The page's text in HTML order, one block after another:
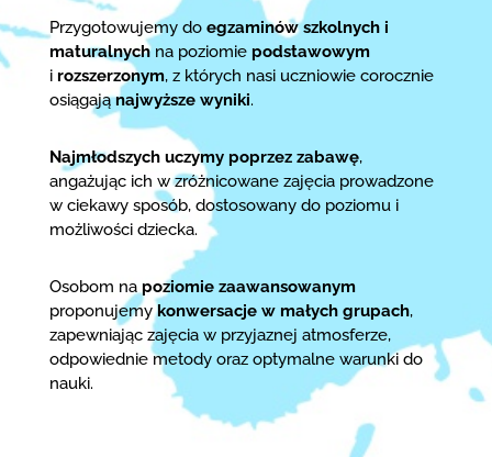
Przygotowujemy do egzaminów szkolnych i
maturalnychna poziomie podstawowym
i rozszerzonym, z których nasi uczniowie corocznie
osiągająnajwyższe wyniki.
Najmłodszych uczymy poprzez zabawę,
angażując ich w zróżnicowane zajęcia prowadzone
w ciekawy sposób, dostosowany do poziomu i
możliwości dziecka.
Osobom na poziomie zaawansowanym
proponujemykonwersacje w małych grupach,
zapewniając zajęcia w przyjaznej atmosferze,
odpowiednie metody oraz optymalne warunki do
nauki.